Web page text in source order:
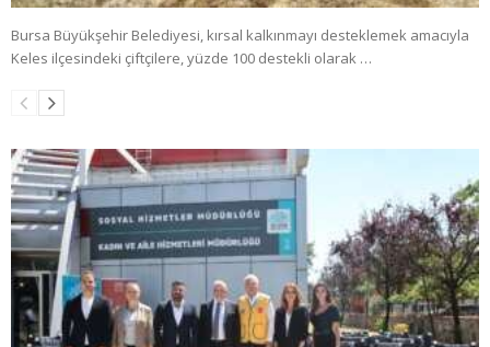
Bursa Büyükşehir Belediyesi, kırsal kalkınmayı desteklemek amacıyla
Keles ilçesindeki çiftçilere, yüzde 100 destekli olarak …